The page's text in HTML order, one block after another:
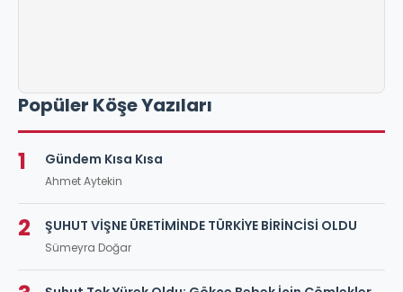
Popüler Köşe Yazıları
1 Gündem Kısa Kısa
Ahmet Aytekin
2 ŞUHUT VİŞNE ÜRETİMİNDE TÜRKİYE BİRİNCİSİ OLDU
Sümeyra Doğar